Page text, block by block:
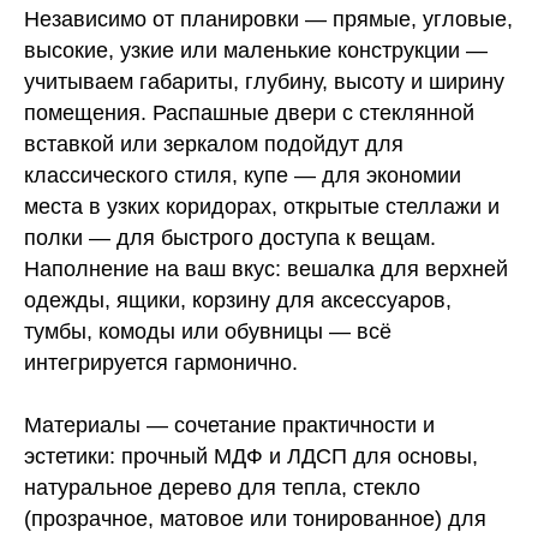
Независимо от планировки — прямые, угловые,
высокие, узкие или маленькие конструкции —
учитываем габариты, глубину, высоту и ширину
помещения. Распашные двери с стеклянной
вставкой или зеркалом подойдут для
классического стиля, купе — для экономии
места в узких коридорах, открытые стеллажи и
полки — для быстрого доступа к вещам.
Наполнение на ваш вкус: вешалка для верхней
одежды, ящики, корзину для аксессуаров,
тумбы, комоды или обувницы — всё
интегрируется гармонично.
Материалы — сочетание практичности и
эстетики: прочный МДФ и ЛДСП для основы,
натуральное дерево для тепла, стекло
(прозрачное, матовое или тонированное) для